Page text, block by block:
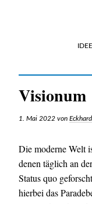
Visionum
1. Mai 2022 von
Die moderne Welt
denen täglich an
Status quo
hierbei das